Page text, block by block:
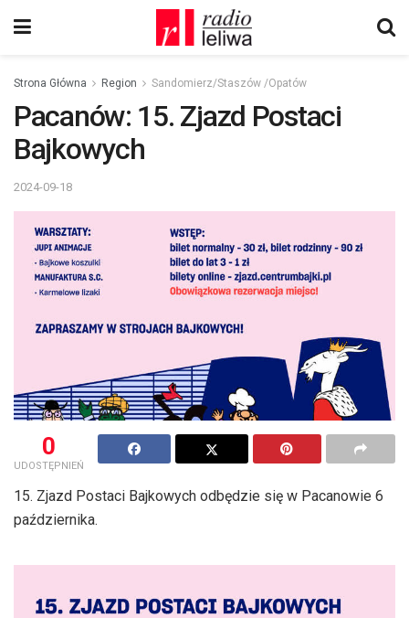
Strona Główna Region Sandomierz/Staszów /Opatów
Pacanów: 15. Zjazd Postaci
Bajkowych
2024-09-18
0
UDOSTĘPNIEŃ
15. Zjazd Postaci Bajkowych odbędzie się w Pacanowie 6
października.